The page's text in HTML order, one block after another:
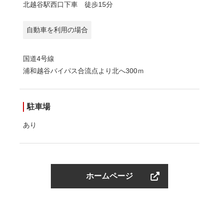
北越谷駅西口下車 徒歩15分
自動車を利用の場合
国道4号線
浦和越谷バイパス合流点より北へ300ｍ
駐車場
あり
ホームページ